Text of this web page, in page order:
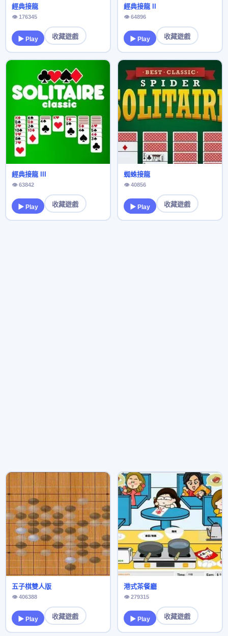
經典接龍
👁 176345
▶ Play 收藏遊戲
經典接龍 II
👁 64896
▶ Play 收藏遊戲
經典接龍 III
👁 63842
▶ Play 收藏遊戲
蜘蛛接龍
👁 40856
▶ Play 收藏遊戲
五子棋雙人版
👁 406388
▶ Play 收藏遊戲
港式茶餐廳
👁 279315
▶ Play 收藏遊戲